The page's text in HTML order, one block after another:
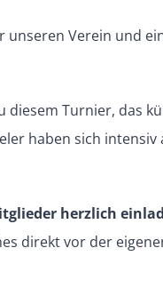
unseren Verein und
Turnier, das
haben sich
herzlich
direkt vor der